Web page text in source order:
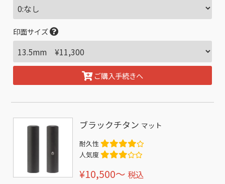
印面サイズ
ご購入手続きへ
ブラックチタン マット
耐久性
人気度
¥10,500〜 税込